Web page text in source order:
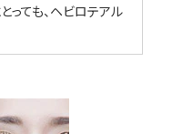
っても、ヘビロテアル